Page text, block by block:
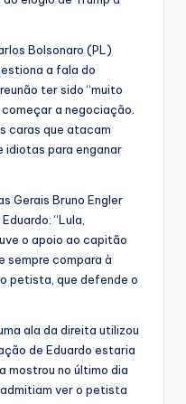
Bolsonaro (PL)
a fala do
ter sido “muito
a negociação.
caras que atacam
idiotas para enganar
Gerais Bruno Engler
“Lula,
o apoio ao capitão
compara à
petista, que defende o
ala da direita utilizou
de Eduardo estaria
mostrou no último dia
ver o petista